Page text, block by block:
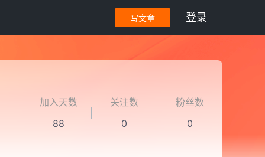
写文章 登录
加入天数
88
关注数
0
粉丝数
0